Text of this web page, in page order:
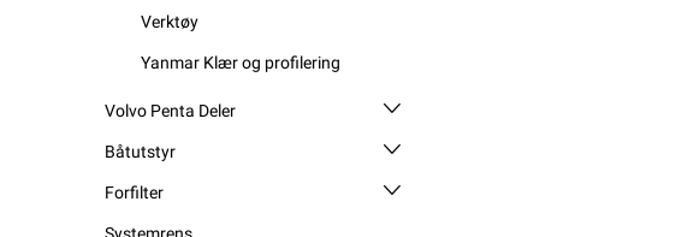
Verktøy
Yanmar Klær og profilering
Volvo Penta Deler
Båtutstyr
Forfilter